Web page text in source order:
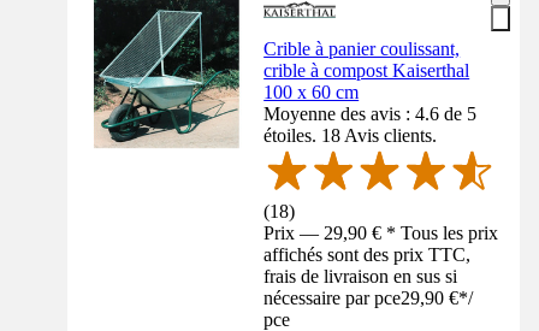
Crible à panier coulissant,
crible à compost Kaiserthal
100 x 60 cm
Moyenne des avis : 4.6 de 5
étoiles. 18 Avis clients.
(18)
Prix — 29,90 € * Tous les prix
affichés sont des prix TTC,
frais de livraison en sus si
nécessaire par pce29,90 €*/
pce